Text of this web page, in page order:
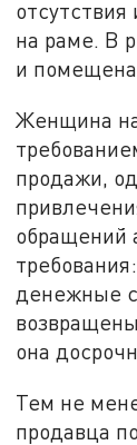
на раме. В
и
Женщина
продажи,
обращений
денежные
она
Тем не
продавца